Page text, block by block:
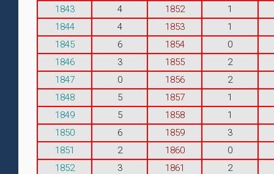
1843
4 1852
1
1844
4 1853
1
1845
6 1854
0
1846
3 1855
2
1847
0 1856
2
1848
5 1857
1
1849
5 1858
1
1850
6 1859
3
1851
2 1860
0
1852
3 1861
2